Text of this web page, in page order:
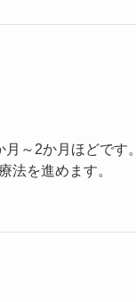
～2か月ほどです。
法を進めます。